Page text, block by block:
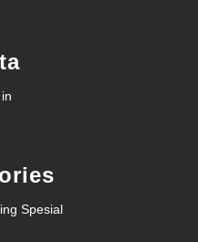
Spesial